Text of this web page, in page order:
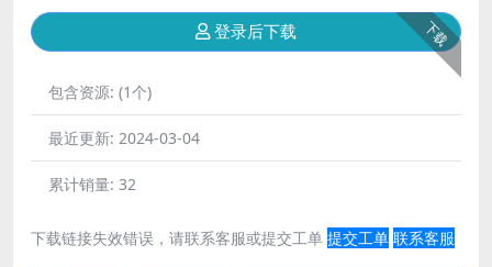
下载
登录后下载
包含资源: (1个)
最近更新: 2024-03-04
累计销量: 32
下载链接失效错误，请联系客服或提交工单 提交工单 联系客服